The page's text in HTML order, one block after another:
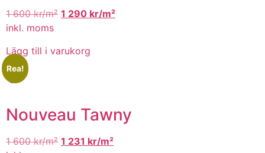
1 600kr/m² 1 290 kr/m²
inkl. moms
Lägg till i varukorg
Rea!
Nouveau Tawny
1 600kr/m² 1 231 kr/m²